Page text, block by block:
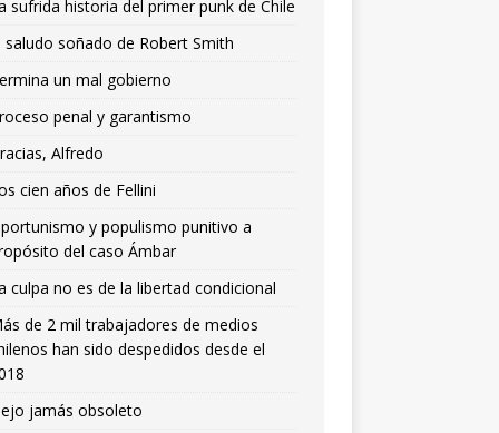
sufrida historia del primer punk de Chile
saludo soñado de Robert Smith
un mal gobierno
penal y garantismo
Alfredo
cien años de Fellini
y populismo punitivo a
del caso Ámbar
culpa no es de la libertad condicional
de 2 mil trabajadores de medios
han sido despedidos desde el
jamás obsoleto